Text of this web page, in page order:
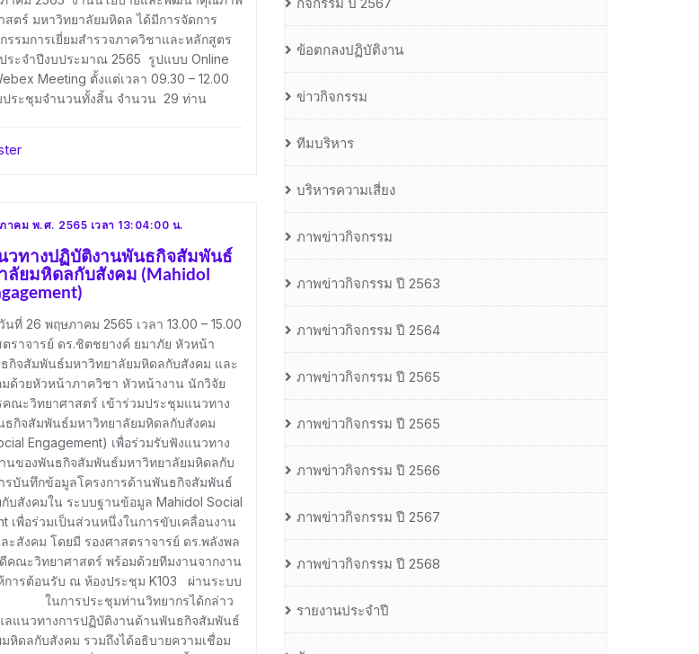
ตร์ มหาวิทยาลัยมหิดล ได้มีการจัดการ
รมการเยี่ยมสำรวจภาควิชาและหลักสูตร
ประจำปีงบประมาณ 2565 รูปแบบ Online
Meeting ตั้งแต่เวลา 09.30 – 12.00
ประชุมจำนวนทั้งสิ้น จำนวน 29 ท่าน
าคม พ.ศ. 2565 เวลา 13:04:00 น.
วทางปฏิบัติงานพันธกิจสัมพันธ์
ลัยมหิดลกับสังคม (Mahidol
ฤษภาคม 2565 เวลา 13.00 – 15.00
ราจารย์ ดร.ชิตชยางค์ ยมาภัย หัวหน้า
กิจสัมพันธ์มหาวิทยาลัยมหิดลกับสังคม และ
ด้วยหัวหน้าภาควิชา หัวหน้างาน นักวิจัย
ณะวิทยาศาสตร์ เข้าร่วมประชุมแนวทาง
กิจสัมพันธ์มหาวิทยาลัยมหิดลกับสังคม
Engagement) เพื่อร่วมรับฟังแนวทาง
นของพันธกิจสัมพันธ์มหาวิทยาลัยมหิดลกับ
รบันทึกข้อมูลโครงการด้านพันธกิจสัมพันธ์
บสังคมใน ระบบฐานข้อมูล Mahidol Social
เพื่อร่วมเป็นส่วนหนึ่งในการขับเคลื่อนงาน
สังคม โดยมี รองศาสตราจารย์ ดร.พลังพล
คณะวิทยาศาสตร์ พร้อมด้วยทีมงานจากงาน
การต้อนรับ ณ ห้องประชุม K103 ผ่านระบบ
นการประชุมท่านวิทยากรได้กล่าว
ลแนวทางการปฏิบัติงานด้านพันธกิจสัมพันธ์
หิดลกับสังคม รวมถึงได้อธิบายความเชื่อม
ข้อตกลงปฏิบัติงาน
ข่าวกิจกรรม
ทีมบริหาร
บริหารความเสี่ยง
ภาพข่าวกิจกรรม
ภาพข่าวกิจกรรม ปี 2563
ภาพข่าวกิจกรรม ปี 2564
ภาพข่าวกิจกรรม ปี 2565
ภาพข่าวกิจกรรม ปี 2565
ภาพข่าวกิจกรรม ปี 2566
ภาพข่าวกิจกรรม ปี 2567
ภาพข่าวกิจกรรม ปี 2568
รายงานประจำปี